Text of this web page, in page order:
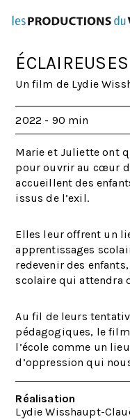
Aller au contenu principal
ÉCLAIREUSES
Un film de Lydie
2022 - 90 min
Marie et Juliette ont
pour ouvrir au cœur
accueillent des
issus de l’exil.
Elles leur offrent un
apprentissages
redevenir des
scolaire qui attendra
Au fil de leurs
pédagogiques, le
l’école comme un
d’oppression qui
Réalisation
Lydie Wisshaupt-